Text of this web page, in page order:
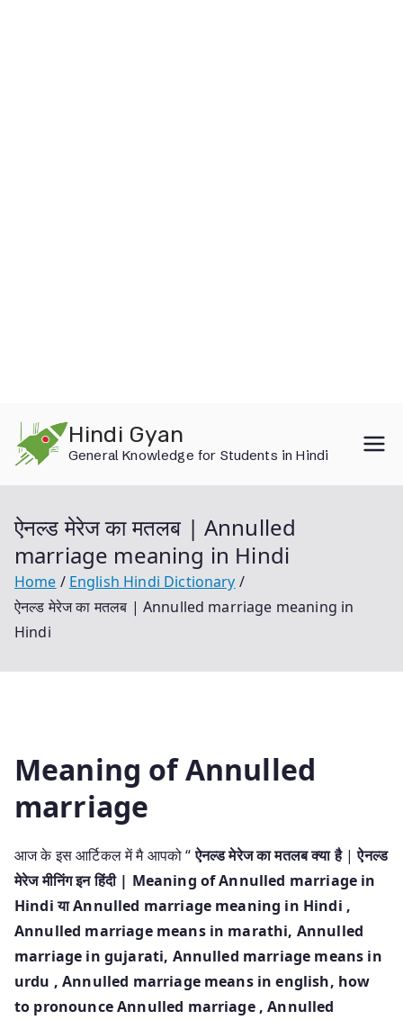
content
Hindi Gyan
General Knowledge for Students in Hindi
ऐनल्ड मेरेज का मतलब | Annulled
marriage meaning in Hindi
Home
English Hindi Dictionary
ऐनल्ड मेरेज का मतलब | Annulled marriage meaning in
Hindi
Meaning of Annulled
marriage
आज के इस आर्टिकल में मै आपको “ऐनल्ड मेरेज का मतलब क्या है|ऐनल्ड
मेरेज मीनिंग इन हिंदी | Meaning of Annulled marriage in
Hindi या Annulled marriage meaning in Hindi ,
Annulled marriage means in marathi, Annulled
marriage in gujarati, Annulled marriage means in
urdu , Annulled marriage means in english, how
to pronounce Annulled marriage , Annulled